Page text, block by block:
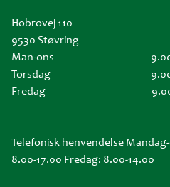
Hobrovej 110
9530 Støvring
Man-ons
Torsdag
Fredag
Telefonisk henvendelse
8.00-17.00 Fredag: 8.00-14.00